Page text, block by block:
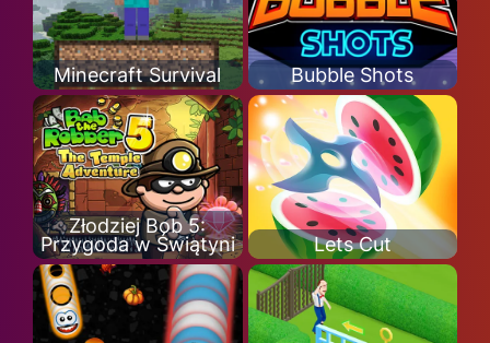
Minecraft Survival Bubble Shots
Złodziej Bob 5:
Przygoda w Świątyni
Lets Cut